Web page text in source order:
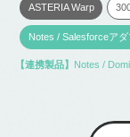
ASTERIA Warp
Notes / Salesforceアダ
【連携製品】 Notes /